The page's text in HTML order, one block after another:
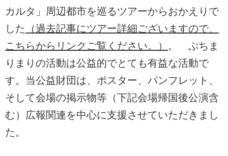
カルタ」周辺都市を巡るツアーからおかえりで
した （過去記事にツアー詳細ございますので、
こちらからリンクご覧ください。） 。 ぷちま
りまりの活動は公益的でとても有益な活動で
す。当公益財団は、ポスター、パンフレット、
そして会場の掲示物等（下記会場帰国後公演含
む）広報関連を中心に支援させていただきまし
た。